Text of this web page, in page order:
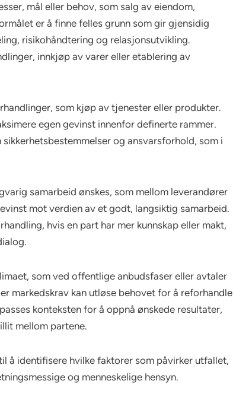
mål eller behov, som salg av eiendom,
er å finne felles grunn som gir gjensidig
risikohåndtering og relasjonsutvikling.
innkjøp av varer eller etablering av
som kjøp av tjenester eller produkter.
egen gevinst innenfor definerte rammer.
sikkerhetsbestemmelser og ansvarsforhold, som i
samarbeid ønskes, som mellom leverandører
mot verdien av et godt, langsiktig samarbeid.
hvis en part har mer kunnskap eller makt,
som ved offentlige anbudsfaser eller avtaler
markedskrav kan utløse behovet for å reforhandle
konteksten for å oppnå ønskede resultater,
mellom partene.
å identifisere hvilke faktorer som påvirker utfallet,
og menneskelige hensyn.